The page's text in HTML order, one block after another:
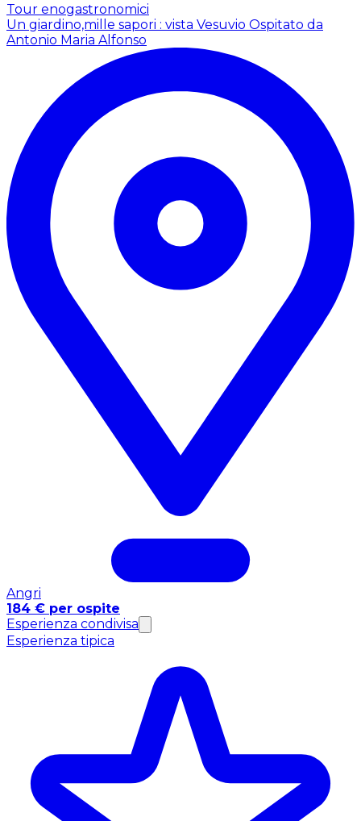
Tour enogastronomici
Un giardino,mille sapori : vista Vesuvio Ospitato da
Antonio Maria Alfonso
Angri
184 € per ospite
Esperienza condivisa
Esperienza tipica